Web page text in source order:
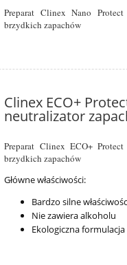
Preparat Clinex Nano
brzydkich zapachów
Clinex ECO+
neutralizator
Preparat Clinex ECO+
brzydkich zapachów
Główne właściwości:
Bardzo silne
Nie zawiera alkoholu
Ekologiczna formulacja